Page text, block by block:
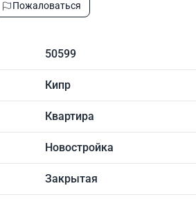
Пожаловаться
50599
Кипр
Квартира
Новостройка
Закрытая